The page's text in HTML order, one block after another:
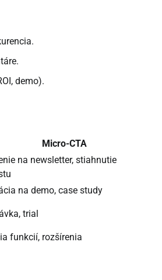
demo).
Micro-CTA
na newsletter, stiahnutie
na demo, case study
trial
funkcií, rozšírenia